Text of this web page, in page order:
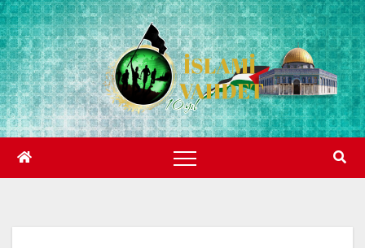
Skip
to
content